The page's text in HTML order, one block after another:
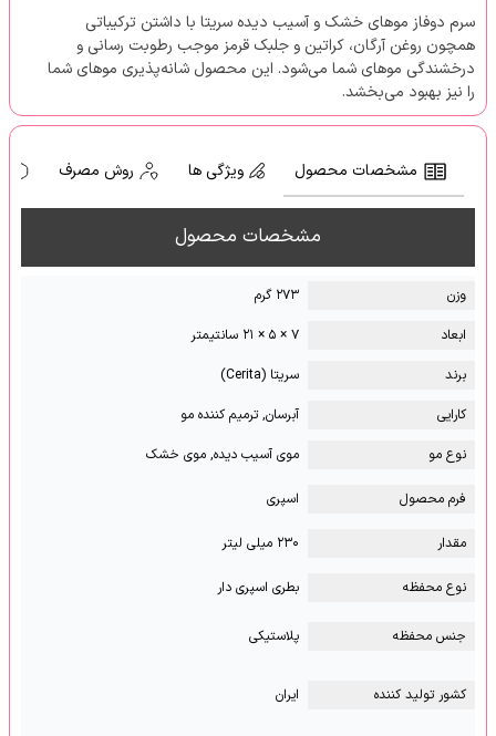
سرم دوفاز موهای خشک و آسیب دیده سریتا با داشتن ترکیباتی
همچون روغن آرگان، کراتین و جلبک قرمز موجب رطوبت رسانی و
درخشندگی موهای شما می‌شود. این محصول شانه‌پذیری موهای شما
را نیز بهبود می‌بخشد.
مشخصات محصول ویژگی ها روش مصرف
مشخصات محصول
وزن
۲۷۳ گرم
ابعاد
۷ × ۵ × ۲۱ سانتیمتر
برند
سریتا (Cerita)
کارایی
آبرسان, ترمیم کننده مو
نوع مو
موی آسیب دیده, موی خشک
فرم محصول اسپری
مقدار ۲۳۰ میلی لیتر
نوع محفظه بطری اسپری دار
جنس محفظه پلاستیکی
کشور تولید کننده ایران